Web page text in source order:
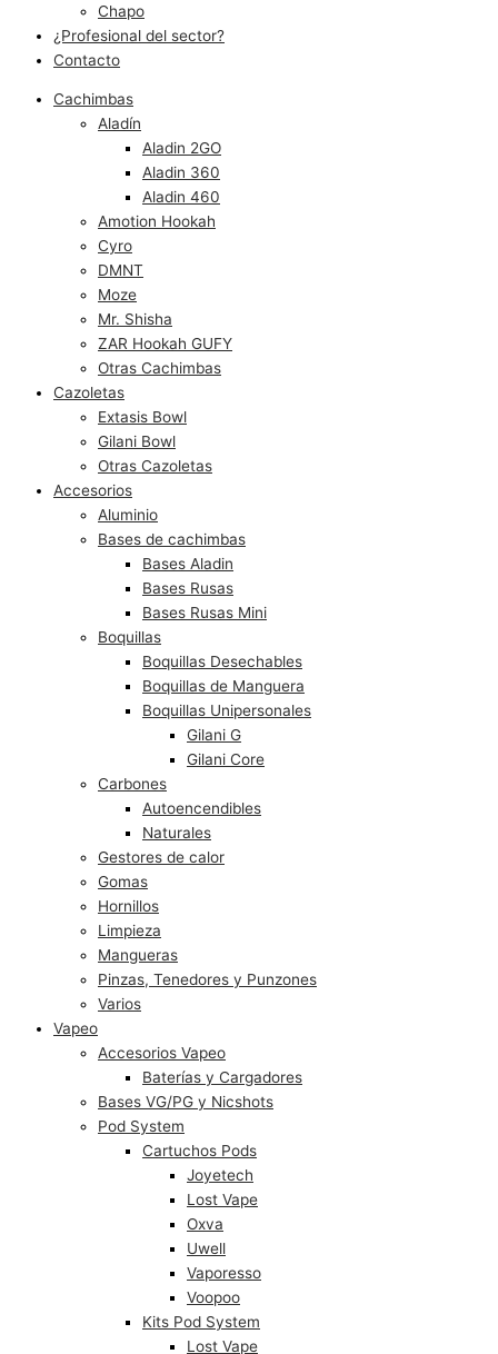
Chapo
¿Profesional del sector?
Contacto
Cachimbas
Aladín
Aladin 2GO
Aladin 360
Aladin 460
Amotion Hookah
Cyro
DMNT
Moze
Mr. Shisha
ZAR Hookah GUFY
Otras Cachimbas
Cazoletas
Extasis Bowl
Gilani Bowl
Otras Cazoletas
Accesorios
Aluminio
Bases de cachimbas
Bases Aladin
Bases Rusas
Bases Rusas Mini
Boquillas
Boquillas Desechables
Boquillas de Manguera
Boquillas Unipersonales
Gilani G
Gilani Core
Carbones
Autoencendibles
Naturales
Gestores de calor
Gomas
Hornillos
Limpieza
Mangueras
Pinzas, Tenedores y Punzones
Varios
Vapeo
Accesorios Vapeo
Baterías y Cargadores
Bases VG/PG y Nicshots
Pod System
Cartuchos Pods
Joyetech
Lost Vape
Oxva
Uwell
Vaporesso
Voopoo
Kits Pod System
Lost Vape